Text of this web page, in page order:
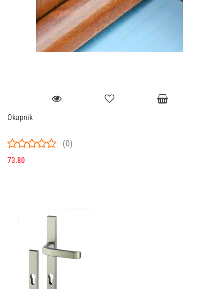
Okapnik
(0)
73.80